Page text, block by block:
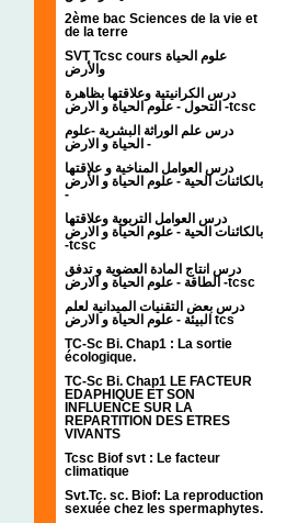
2ème bac Sciences de la vie et
de la terre
SVT Tcsc cours علوم الحياة
والأرض
درس الكرانيتية وعلاقتها بظاهرة
التحول - علوم الحياة و الارض -tcsc
درس علم الوراثة البشرية -علوم
الحياة و الارض -
درس العوامل المناخية و علاقتها
بالكائنات الحية - علوم الحياة و الأرض
-
درس العوامل التربوية وعلاقتها
بالكائنات الحية - علوم الحياة و الارض
-tcsc
درس انتاج المادة العضوية و تدفق
الطاقة - علوم الحياة و الارض -tcsc
درس بعض التقنيات الميدانية لعلم
البيئة - علوم الحياة و الارض tcs
TC-Sc Bi. Chap1 : La sortie
écologique.
TC-Sc Bi. Chap1 LE FACTEUR
EDAPHIQUE ET SON
INFLUENCE SUR LA
REPARTITION DES ETRES
VIVANTS
Tcsc Biof svt : Le facteur
climatique
Svt.Tc. sc. Biof: La reproduction
sexuée chez les spermaphytes.